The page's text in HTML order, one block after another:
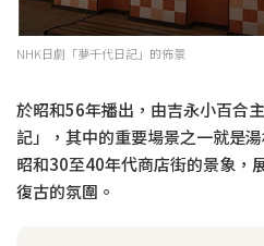
NHK日劇「夢千代日記」的佈景
於昭和56年播出，由吉永小百合
記」，其中的重要場景之一就是
昭和30至40年代商店街的景象，
復古的氛圍。